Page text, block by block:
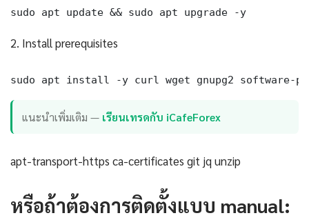
sudo apt update && sudo apt upgrade -y
2. Install prerequisites
sudo apt install -y curl wget gnupg2 software-
แนะนำเพิ่มเติม — เรียนเทรดกับ iCafeForex
apt-transport-https ca-certificates git jq unzip
หรือถ้าต้องการติดตั้งแบบ manual: